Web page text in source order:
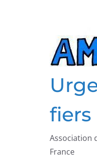
fiers
Association
France